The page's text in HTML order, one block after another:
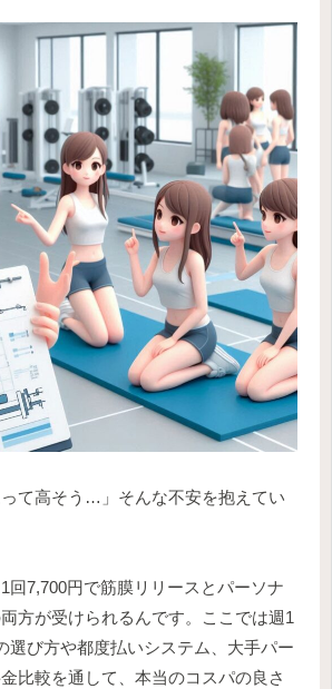
って高そう…」そんな不安を抱えてい
回7,700円で筋膜リリースとパーソナ
方が受けられるんです。ここでは週1
選び方や都度払いシステム、大手パー
比較を通して、本当のコスパの良さ